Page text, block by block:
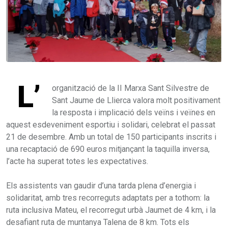
L’
organització de la II Marxa Sant Silvestre de
Sant Jaume de Llierca valora molt positivament
la resposta i implicació dels veïns i veïnes en
aquest esdeveniment esportiu i solidari, celebrat el passat
21 de desembre. Amb un total de 150 participants inscrits i
una recaptació de 690 euros mitjançant la taquilla inversa,
l’acte ha superat totes les expectatives.
Els assistents van gaudir d’una tarda plena d’energia i
solidaritat, amb tres recorreguts adaptats per a tothom: la
ruta inclusiva Mateu, el recorregut urbà Jaumet de 4 km, i la
desafiant ruta de muntanya Talena de 8 km. Tots els